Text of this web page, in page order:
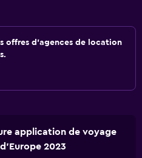
offres d'agences de location
application de voyage
d'Europe 2023